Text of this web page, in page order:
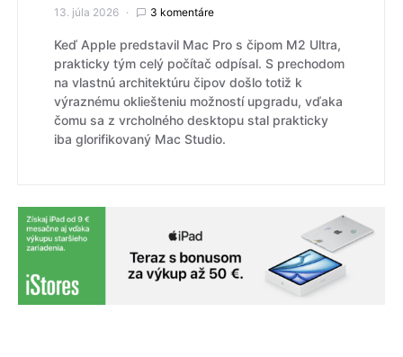
13. júla 2026 3 komentáre
Keď Apple predstavil Mac Pro s čipom M2 Ultra,
prakticky tým celý počítač odpísal. S prechodom
na vlastnú architektúru čipov došlo totiž k
výraznému okliešteniu možností upgradu, vďaka
čomu sa z vrcholného desktopu stal prakticky
iba glorifikovaný Mac Studio.